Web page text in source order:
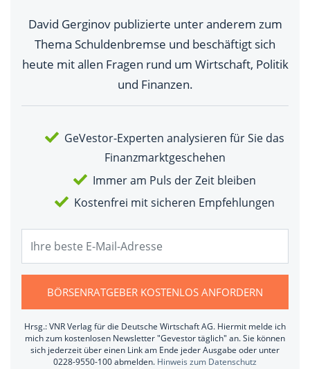
David Gerginov publizierte unter anderem zum
Thema Schuldenbremse und beschäftigt sich
heute mit allen Fragen rund um Wirtschaft, Politik
und Finanzen.
GeVestor-Experten analysieren für Sie das
Finanzmarktgeschehen
Immer am Puls der Zeit bleiben
Kostenfrei mit sicheren Empfehlungen
BÖRSENRATGEBER KOSTENLOS ANFORDERN
Hrsg.: VNR Verlag für die Deutsche Wirtschaft AG. Hiermit melde ich
mich zum kostenlosen Newsletter "Gevestor täglich" an. Sie können
sich jederzeit über einen Link am Ende jeder Ausgabe oder unter
0228-9550-100 abmelden. Hinweis zum Datenschutz